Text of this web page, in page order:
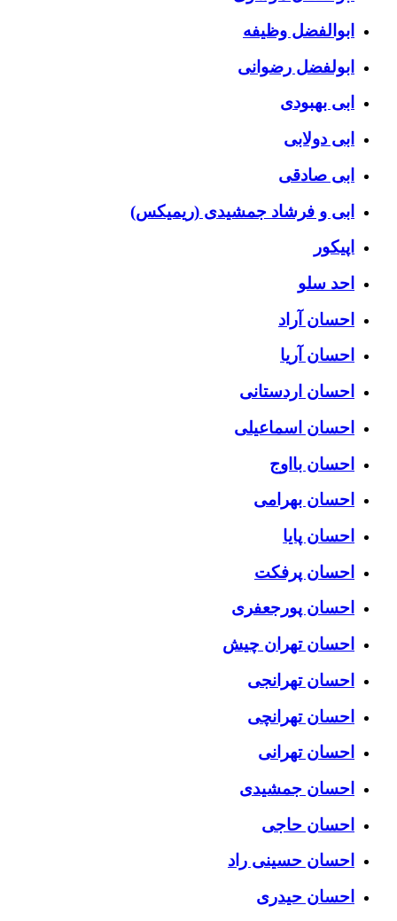
ابوالفضل وظیفه
ابولفضل رضوانی
ابی بهبودی
ابی دولابی
ابی صادقی
ابی و فرشاد جمشیدی (ریمیکس)
اپیکور
احد سلو
احسان آراد
احسان آریا
احسان اردستانی
احسان اسماعیلی
احسان بااوج
احسان بهرامی
احسان پایا
احسان پرفکت
احسان پورجعفری
احسان تهران چیش
احسان تهرانجی
احسان تهرانچی
احسان تهرانی
احسان جمشیدی
احسان حاجی
احسان حسینی راد
احسان حیدری